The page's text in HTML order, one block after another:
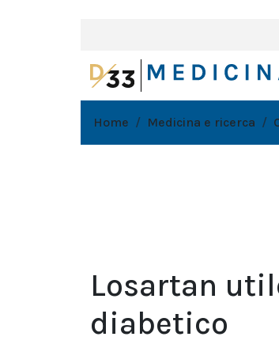
Home Medicina e ricerca
Losartan
diabetico